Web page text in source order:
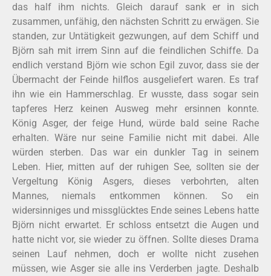
das half ihm nichts. Gleich darauf sank er in sich
zusammen, unfähig, den nächsten Schritt zu erwägen. Sie
standen, zur Untätigkeit gezwungen, auf dem Schiff und
Björn sah mit irrem Sinn auf die feindlichen Schiffe. Da
endlich verstand Björn wie schon Egil zuvor, dass sie der
Übermacht der Feinde hilflos ausgeliefert waren. Es traf
ihn wie ein Hammerschlag. Er wusste, dass sogar sein
tapferes Herz keinen Ausweg mehr ersinnen konnte.
König Asger, der feige Hund, würde bald seine Rache
erhalten. Wäre nur seine Familie nicht mit dabei. Alle
würden sterben. Das war ein dunkler Tag in seinem
Leben. Hier, mitten auf der ruhigen See, sollten sie der
Vergeltung König Asgers, dieses verbohrten, alten
Mannes, niemals entkommen können. So ein
widersinniges und missglücktes Ende seines Lebens hatte
Björn nicht erwartet. Er schloss entsetzt die Augen und
hatte nicht vor, sie wieder zu öffnen. Sollte dieses Drama
seinen Lauf nehmen, doch er wollte nicht zusehen
müssen, wie Asger sie alle ins Verderben jagte. Deshalb